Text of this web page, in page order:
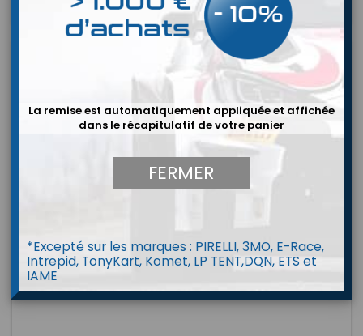
PRISMA CLIP DE CEINTURE HPM4-HPM5
La remise est automatiquement appliquée et affichée
dans le récapitulatif de votre panier
FERMER
*Excepté sur les marques : PIRELLI, 3MO, E-Race,
Intrepid, TonyKart, Komet, LP TENT,DQN, ETS et
IAME